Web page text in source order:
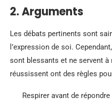
2. Arguments
Les débats pertinents sont
l’expression de soi.
sont blessants et ne servent à
réussissent ont des règles
Respirer avant de répondre